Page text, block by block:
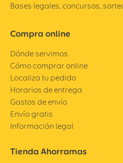
Bases legales, concursos,
Compra online
Dónde servimos
Cómo comprar online
Localiza tu pedido
Horarios de entrega
Gastos de envío
Envío gratis
Información legal
Tienda Ahorramas